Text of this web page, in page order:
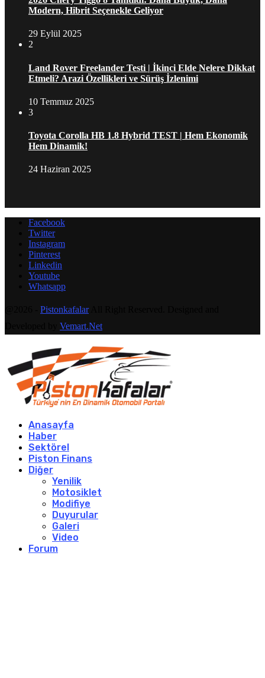
Modern, Hibrit Seçenekle Geliyor
29 Eylül 2025
2
Land Rover Freelander Testi | İkinci Elde Nelere Dikkat
Etmeli? Arazi Özellikleri ve Sürüş İzlenimi
10 Temmuz 2025
3
Toyota Corolla HB 1.8 Hybrid TEST | Hem Ekonomik
Hem Dinamik!
24 Haziran 2025
Facebook
Twitter
Instagram
Pinterest
Linkedin
Youtube
Whatsapp
PistonkafalarAll Right Reserved. Designed and
Vemart.Net
Anasayfa
Haber
Sektörel
Piston Finans
Diğer
Yenilik
Motosiklet
Modifiye
Duyurular
Galeri
Video
Forum